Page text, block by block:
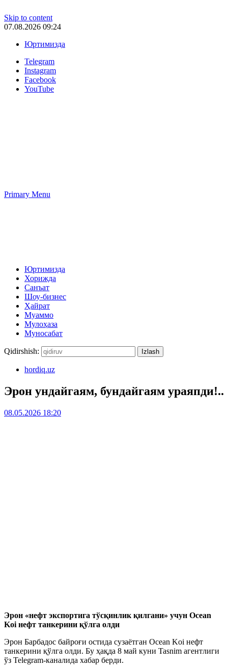
Skip to content
07.08.2026 09:24
Юртимизда
Telegram
Instagram
Facebook
YouTube
Primary Menu
Юртимизда
Хорижда
Санъат
Шоу-бизнес
Ҳайрат
Муаммо
Мулоҳаза
Муносабат
Qidirshish:
hordiq.uz
Эрон ундайгаям, бундайгаям ураяпди!..
08.05.2026 18:20
Эрон «нефт экспортига тўсқинлик қилгани» учун Ocean
Koi нефт танкерини қўлга олди
Эрон Барбадос байроғи остида сузаётган Ocean Koi нефт
танкерини қўлга олди. Бу ҳақда 8 май куни Tasnim агентлиги
ўз Telegram-каналида хабар берди.